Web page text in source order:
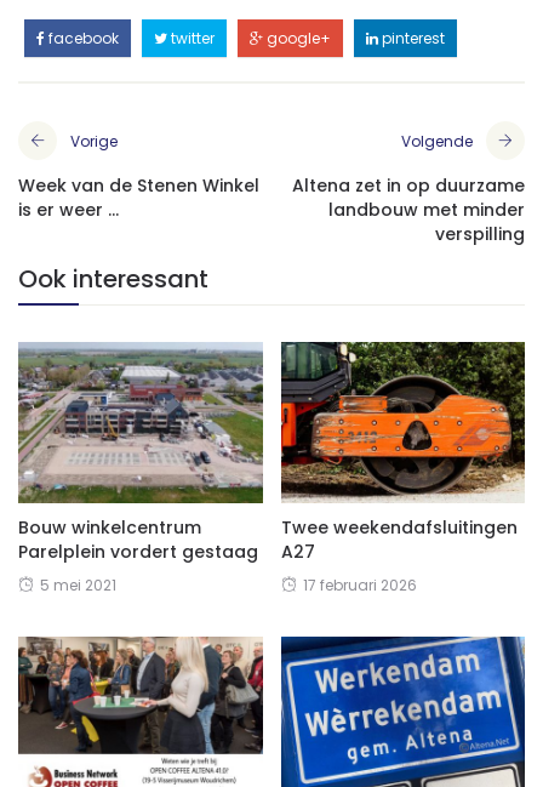
facebook twitter google+ pinterest
Vorige
Week van de Stenen Winkel
is er weer ...
Volgende
Altena zet in op duurzame
landbouw met minder
verspilling
Ook interessant
Bouw winkelcentrum
Parelplein vordert gestaag
5 mei 2021
Twee weekendafsluitingen
A27
17 februari 2026